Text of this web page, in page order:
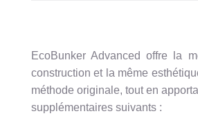
EcoBunker Advanced offre la
construction et la même
méthode originale, tout en
supplémentaires suivants :